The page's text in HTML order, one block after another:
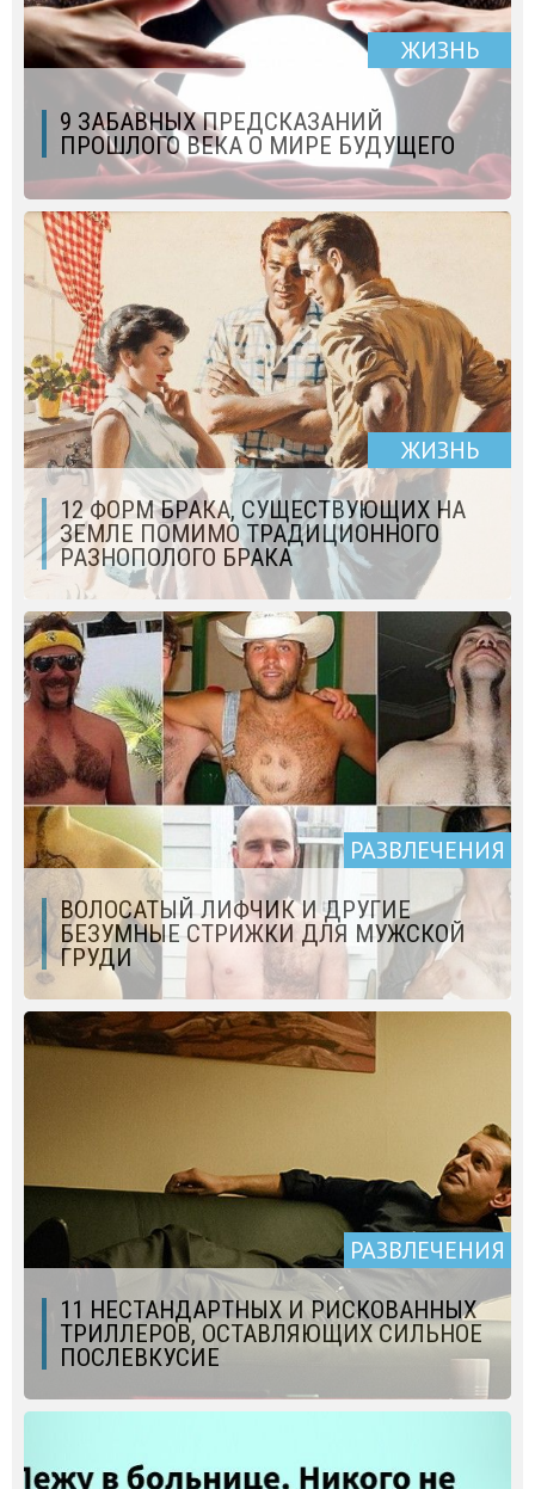
ЖИЗНЬ
9 ЗАБАВНЫХ ПРЕДСКАЗАНИЙ
ПРОШЛОГО ВЕКА О МИРЕ БУДУЩЕГО
ЖИЗНЬ
12 ФОРМ БРАКА, СУЩЕСТВУЮЩИХ НА
ЗЕМЛЕ ПОМИМО ТРАДИЦИОННОГО
РАЗНОПОЛОГО БРАКА
РАЗВЛЕЧЕНИЯ
ВОЛОСАТЫЙ ЛИФЧИК И ДРУГИЕ
БЕЗУМНЫЕ СТРИЖКИ ДЛЯ МУЖСКОЙ
ГРУДИ
РАЗВЛЕЧЕНИЯ
11 НЕСТАНДАРТНЫХ И РИСКОВАННЫХ
ТРИЛЛЕРОВ, ОСТАВЛЯЮЩИХ СИЛЬНОЕ
ПОСЛЕВКУСИЕ